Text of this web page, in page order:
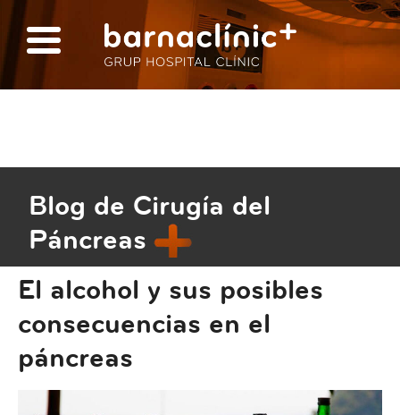
Blog de Cirugía del
Páncreas
El alcohol y sus posibles
consecuencias en el
páncreas